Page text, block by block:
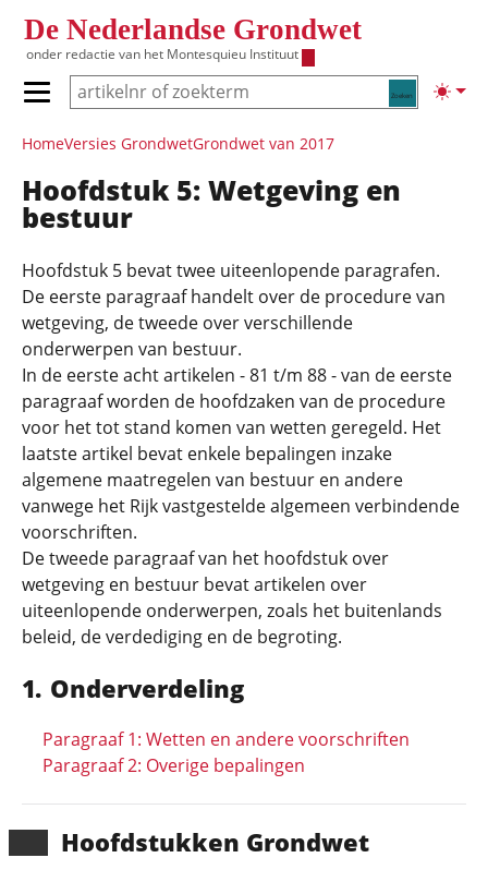
De Nederlandse Grondwet
onder redactie van het Montesquieu Instituut
Zoeken
Primair menu tonen/verbergen
Hoofdnavigatie
HomeVersies GrondwetGrondwet van 2017
Hoofd­stukken Grondwet
Hoofdstuk 5: Wetgeving en
bestuur
Hoofdstuk 5 bevat twee uiteenlopende paragrafen.
De eerste paragraaf handelt over de procedure van
wetgeving, de tweede over verschillende
onderwerpen van bestuur.
In de eerste acht artikelen - 81 t/m 88 - van de eerste
paragraaf worden de hoofdzaken van de procedure
voor het tot stand komen van wetten geregeld. Het
laatste artikel bevat enkele bepalingen inzake
algemene maatregelen van bestuur en andere
vanwege het Rijk vastgestelde algemeen verbindende
voorschriften.
De tweede paragraaf van het hoofdstuk over
wetgeving en bestuur bevat artikelen over
uiteenlopende onderwerpen, zoals het buitenlands
beleid, de verdediging en de begroting.
Onderverdeling
Paragraaf 1: Wetten en andere voorschriften
Paragraaf 2: Overige bepalingen